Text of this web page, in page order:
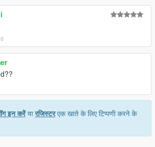
इन करेंयारजिस्टरएक खाते के लिए टिप्पणी करने के